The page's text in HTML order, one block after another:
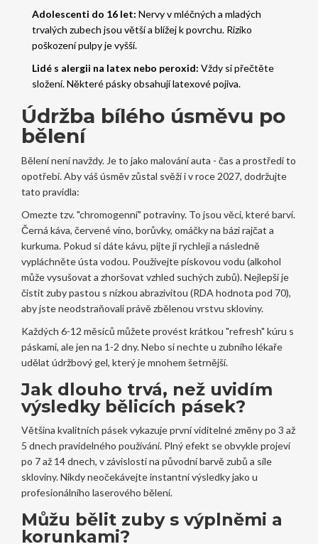
Adolescenti do 16 let: Nervy v mléčných a mladých
trvalých zubech jsou větší a blížej k povrchu. Riziko
poškození pulpy je vyšší.
Lidé s alergii na latex nebo peroxid: Vždy si přečtěte
složení. Některé pásky obsahují latexové pojiva.
Údržba bílého úsměvu po
bělení
Bělení není navždy. Je to jako malování auta - čas a prostředí to
opotřebí. Aby váš úsměv zůstal svěží i v roce 2027, dodržujte
tato pravidla:
Omezte tzv. "chromogenní" potraviny. To jsou věci, které barví.
Černá káva, červené víno, borůvky, omáčky na bázi rajčat a
kurkuma. Pokud si dáte kávu, pijte ji rychleji a následně
vypláchněte ústa vodou. Používejte pískovou vodu (alkohol
může vysušovat a zhoršovat vzhled suchých zubů). Nejlepší je
čistit zuby pastou s nízkou abrazivitou (RDA hodnota pod 70),
aby jste neodstraňovali právě zbělenou vrstvu skloviny.
Každých 6-12 měsíců můžete provést krátkou "refresh" kúru s
páskami, ale jen na 1-2 dny. Nebo si nechte u zubního lékaře
udělat údržbový gel, který je mnohem šetrnější.
Jak dlouho trvá, než uvidím
výsledky bělicích pásek?
Většina kvalitních pásek vykazuje první viditelné změny po 3 až
5 dnech pravidelného používání. Plný efekt se obvykle projeví
po 7 až 14 dnech, v závislosti na původní barvě zubů a síle
skloviny. Nikdy neočekávejte instantní výsledky jako u
profesionálního laserového bělení.
Můžu bělit zuby s výplněmi a
korunkami?